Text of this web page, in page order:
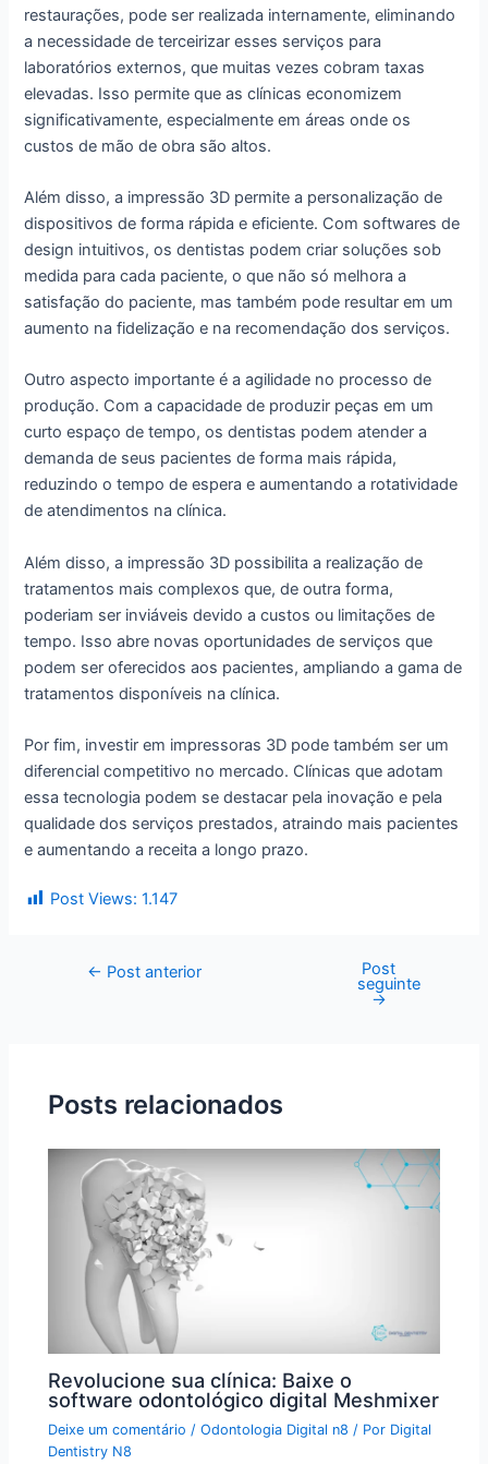
restaurações, pode ser realizada internamente, eliminando
a necessidade de terceirizar esses serviços para
laboratórios externos, que muitas vezes cobram taxas
elevadas. Isso permite que as clínicas economizem
significativamente, especialmente em áreas onde os
custos de mão de obra são altos.
Além disso, a impressão 3D permite a personalização de
dispositivos de forma rápida e eficiente. Com softwares de
design intuitivos, os dentistas podem criar soluções sob
medida para cada paciente, o que não só melhora a
satisfação do paciente, mas também pode resultar em um
aumento na fidelização e na recomendação dos serviços.
Outro aspecto importante é a agilidade no processo de
produção. Com a capacidade de produzir peças em um
curto espaço de tempo, os dentistas podem atender a
demanda de seus pacientes de forma mais rápida,
reduzindo o tempo de espera e aumentando a rotatividade
de atendimentos na clínica.
Além disso, a impressão 3D possibilita a realização de
tratamentos mais complexos que, de outra forma,
poderiam ser inviáveis devido a custos ou limitações de
tempo. Isso abre novas oportunidades de serviços que
podem ser oferecidos aos pacientes, ampliando a gama de
tratamentos disponíveis na clínica.
Por fim, investir em impressoras 3D pode também ser um
diferencial competitivo no mercado. Clínicas que adotam
essa tecnologia podem se destacar pela inovação e pela
qualidade dos serviços prestados, atraindo mais pacientes
e aumentando a receita a longo prazo.
Post Views: 1.147
← Post anterior Post
seguinte
→
Posts relacionados
Revolucione sua clínica: Baixe o
software odontológico digital Meshmixer
Deixe um comentário /Odontologia Digital n8 / Por Digital
Dentistry N8